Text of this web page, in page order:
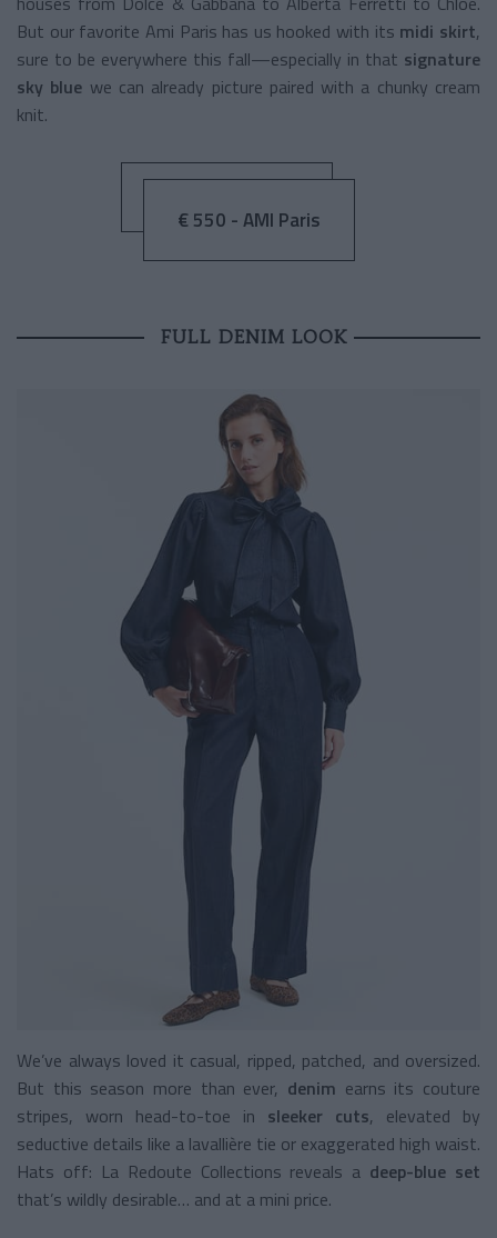
But our favorite Ami Paris has us hooked with its midi skirt,
sure to be everywhere this fall—especially in that signature
sky blue we can already picture paired with a chunky cream
knit.
€ 550 - AMI Paris
FULL DENIM LOOK
We’ve always loved it casual, ripped, patched, and oversized.
But this season more than ever, denim earns its couture
stripes, worn head-to-toe in sleeker cuts, elevated by
seductive details like a lavallière tie or exaggerated high waist.
Hats off: La Redoute Collections reveals a deep-blue set
that’s wildly desirable… and at a mini price.